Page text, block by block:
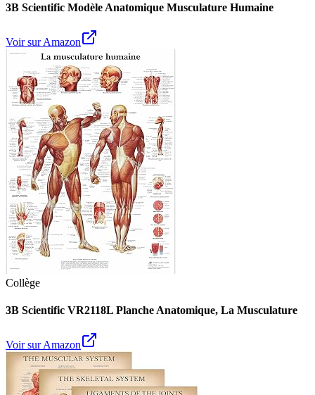
3B Scientific Modèle Anatomique Musculature Humaine
Voir sur Amazon
Collège
3B Scientific VR2118L Planche Anatomique, La Musculature
Voir sur Amazon